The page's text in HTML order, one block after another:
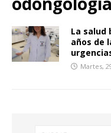
La salud
años de
Martes,